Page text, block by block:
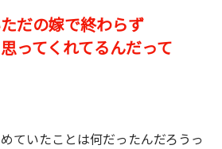
だの嫁で終わらず
ってくれてるんだって
ていたことは何だったんだろうっ